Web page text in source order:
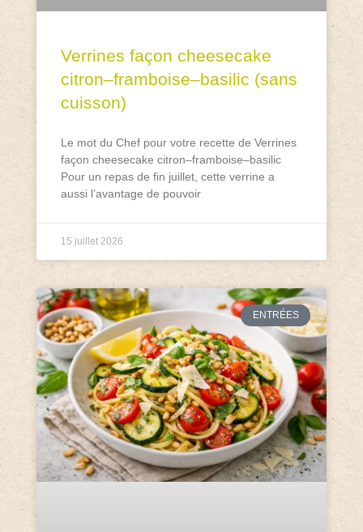
Verrines façon cheesecake
citron–framboise–basilic (sans
cuisson)
Le mot du Chef pour votre recette de Verrines
façon cheesecake citron–framboise–basilic
Pour un repas de fin juillet, cette verrine a
aussi l’avantage de pouvoir
15 juillet 2026
ENTRÉES